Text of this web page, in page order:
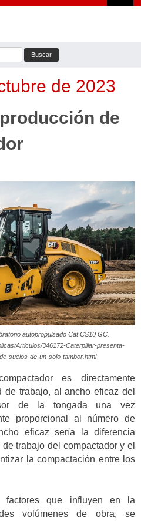
de 2023
de
autopropulsado Cat CS10 GC.
Articulos/346172-Caterpillar-presenta-
suelos-de-un-solo-tambor.html
es directamente
de trabajo, al ancho eficaz del
de la tongada una vez
proporcional al número de
eficaz sería la diferencia
trabajo del compactador y el
la compactación entre los
que influyen en la
volúmenes de obra, se